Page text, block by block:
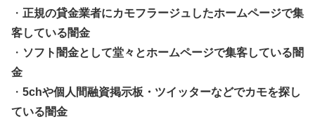
・ 正規の貸金業者にカモフラージュしたホームページで集
客している闇金
・ ソフト闇金として堂々とホームページで集客している闇
金
・ 5chや個人間融資掲示板・ツイッターなどでカモを探し
ている闇金